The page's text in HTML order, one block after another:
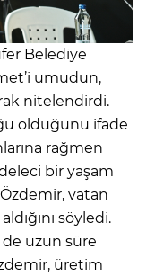
Belediye
umudun,
nitelendirdi.
olduğunu ifade
rağmen
bir yaşam
vatan
söyledi.
de uzun süre
üretim